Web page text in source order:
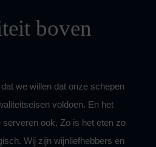
boven
we willen dat onze schepen
voldoen. En het
serveren ook. Zo is het eten zo
Wij zijn wijnliefhebbers en